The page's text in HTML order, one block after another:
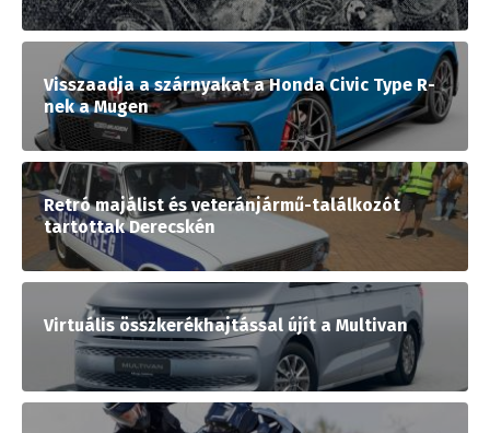
Visszaadja a szárnyakat a Honda Civic Type R-
nek a Mugen
Retró majálist és veteránjármű-találkozót
tartottak Derecskén
Virtuális összkerékhajtással újít a Multivan